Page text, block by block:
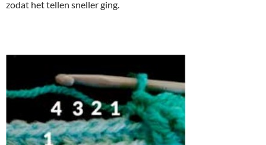
zodat het tellen sneller ging.